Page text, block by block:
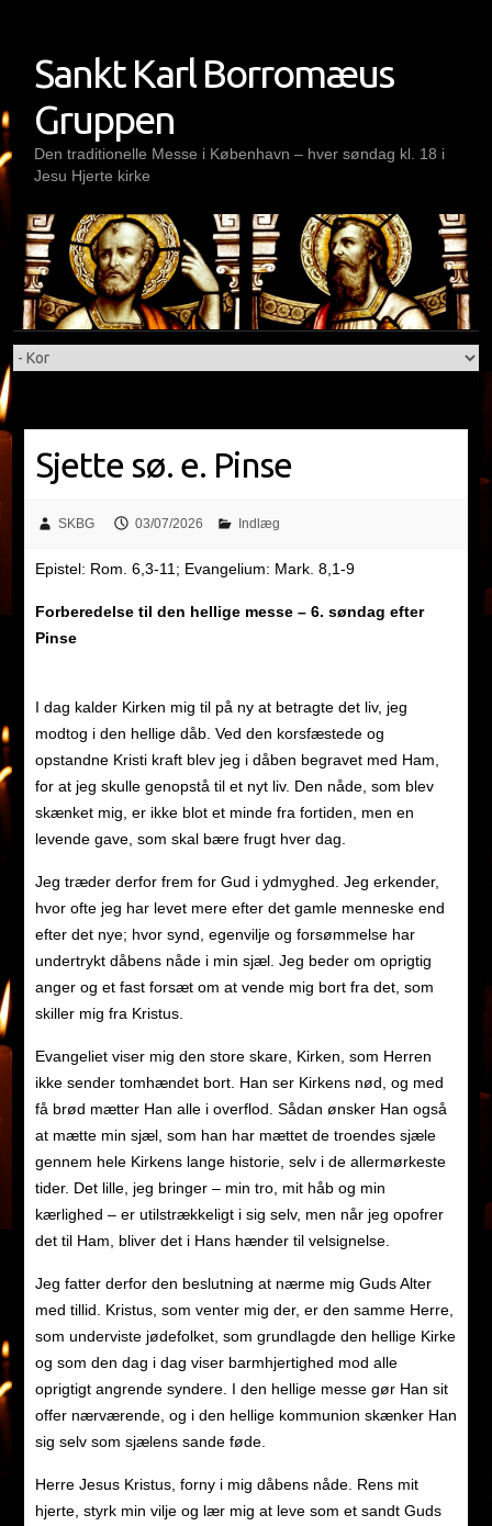
contentSankt Karl Borromæus
Gruppen
Den traditionelle Messe i København – hver søndag kl. 18 i
Jesu Hjerte kirke
Sjette sø. e. Pinse
SKBG 03/07/2026 Indlæg
Epistel: Rom. 6,3-11; Evangelium: Mark. 8,1-9
Forberedelse til den hellige messe – 6. søndag efter
Pinse
I dag kalder Kirken mig til på ny at betragte det liv, jeg
modtog i den hellige dåb. Ved den korsfæstede og
opstandne Kristi kraft blev jeg i dåben begravet med Ham,
for at jeg skulle genopstå til et nyt liv. Den nåde, som blev
skænket mig, er ikke blot et minde fra fortiden, men en
levende gave, som skal bære frugt hver dag.
Jeg træder derfor frem for Gud i ydmyghed. Jeg erkender,
hvor ofte jeg har levet mere efter det gamle menneske end
efter det nye; hvor synd, egenvilje og forsømmelse har
undertrykt dåbens nåde i min sjæl. Jeg beder om oprigtig
anger og et fast forsæt om at vende mig bort fra det, som
skiller mig fra Kristus.
Evangeliet viser mig den store skare, Kirken, som Herren
ikke sender tomhændet bort. Han ser Kirkens nød, og med
få brød mætter Han alle i overflod. Sådan ønsker Han også
at mætte min sjæl, som han har mættet de troendes sjæle
gennem hele Kirkens lange historie, selv i de allermørkeste
tider. Det lille, jeg bringer – min tro, mit håb og min
kærlighed – er utilstrækkeligt i sig selv, men når jeg opofrer
det til Ham, bliver det i Hans hænder til velsignelse.
Jeg fatter derfor den beslutning at nærme mig Guds Alter
med tillid. Kristus, som venter mig der, er den samme Herre,
som underviste jødefolket, som grundlagde den hellige Kirke
og som den dag i dag viser barmhjertighed mod alle
oprigtigt angrende syndere. I den hellige messe gør Han sit
offer nærværende, og i den hellige kommunion skænker Han
sig selv som sjælens sande føde.
Herre Jesus Kristus, forny i mig dåbens nåde. Rens mit
hjerte, styrk min vilje og lær mig at leve som et sandt Guds